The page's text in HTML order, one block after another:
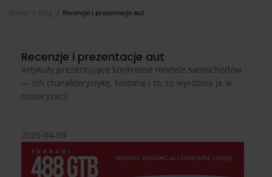
Home Blog Recenzje i prezentacje aut
Recenzje i prezentacje aut
Artykuły prezentujące konkretne modele samochodów
— ich charakterystykę, historię i to, co wyróżnia je w
motoryzacji.
2026-04-09